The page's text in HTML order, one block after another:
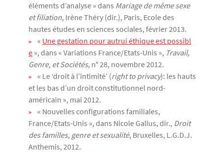
éléments d’analyse » dans Mariage de même sexe
et filiation, Irène Théry (dir.), Paris, Ecole des
hautes études en sciences sociales, février 2013.
« Une gestation pour autrui éthique est possibl
e », dans « Variations France/Etats-Unis », Travail,
Genre, et Sociétés, n° 28, novembre 2012.
« Le ‘droit à l’intimité’ (right to privacy): les hauts
et les bas d’un droit constitutionnel nord-
américain », mai 2012.
« Nouvelles configurations familiales,
France/Etats-Unis », dans Nicole Gallus, dir., Droit
des familles, genre et sexualité, Bruxelles, L.G.D.J.
Anthemis, 2012.